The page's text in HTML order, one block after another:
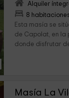
Alquiler
8
Esta masía se
de Capolat, en la
donde disfrutar
Masía La